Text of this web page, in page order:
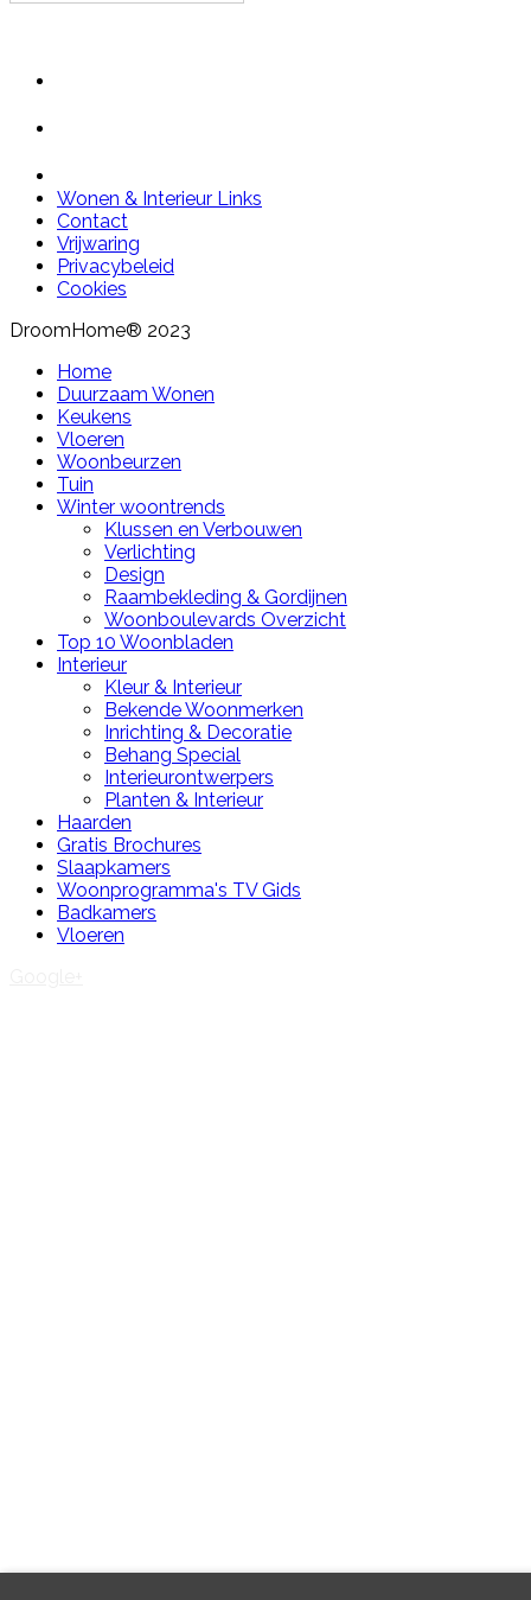
Wonen & Interieur Links
Contact
Vrijwaring
Privacybeleid
Cookies
DroomHome® 2023
Home
Duurzaam Wonen
Keukens
Vloeren
Woonbeurzen
Tuin
Winter woontrends
Klussen en Verbouwen
Verlichting
Design
Raambekleding & Gordijnen
Woonboulevards Overzicht
Top 10 Woonbladen
Interieur
Kleur & Interieur
Bekende Woonmerken
Inrichting & Decoratie
Behang Special
Interieurontwerpers
Planten & Interieur
Haarden
Gratis Brochures
Slaapkamers
Woonprogramma's TV Gids
Badkamers
Vloeren